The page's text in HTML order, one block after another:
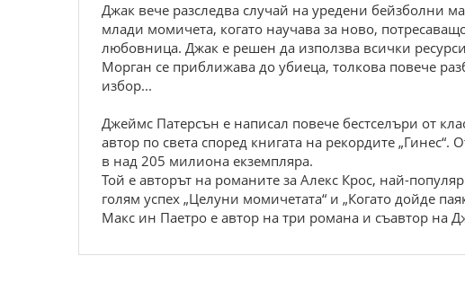
Джак вече разследва случай на уредени бейзболни
млади момичета, когато научава за ново,
любовница. Джак е решен да използва всички
Морган се приближава до убиеца, толкова повече
избор...
Джеймс Патерсън е написал повече бестселъри от
автор по света според книгата на рекордите
в над 205 милиона екземпляра.
Той е авторът на романите за Алекс Крос, най-
голям успех „Целуни момичетата“ и „Когато дойде
Макс ин Паетро е автор на три романа и съавтор на